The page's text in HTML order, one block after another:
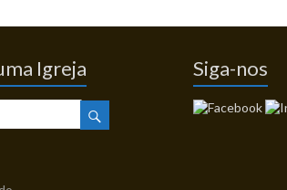
Igreja Siga-nos